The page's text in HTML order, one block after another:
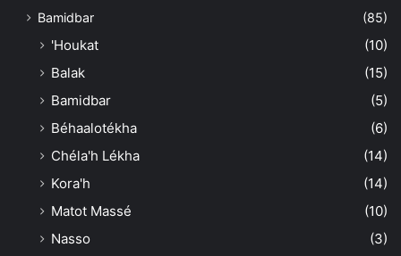
Bamidbar (85)
'Houkat
(10)
Balak
(15)
Bamidbar
(5)
Béhaalotékha
(6)
Chéla'h Lékha
(14)
Kora'h
(14)
Matot Massé
(10)
Nasso
(3)